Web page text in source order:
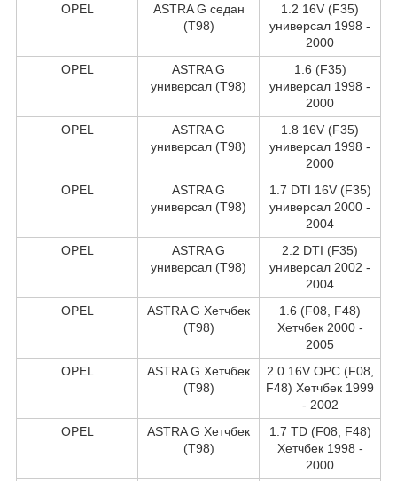
OPEL
ASTRA G седан
(T98)
1.2 16V (F35)
универсал 1998 -
2000
OPEL
ASTRA G
универсал (T98)
1.6 (F35)
универсал 1998 -
2000
OPEL
ASTRA G
универсал (T98)
1.8 16V (F35)
универсал 1998 -
2000
OPEL
ASTRA G
универсал (T98)
1.7 DTI 16V (F35)
универсал 2000 -
2004
OPEL
ASTRA G
универсал (T98)
2.2 DTI (F35)
универсал 2002 -
2004
OPEL
ASTRA G Хетчбек
(T98)
1.6 (F08, F48)
Хетчбек 2000 -
2005
OPEL
ASTRA G Хетчбек
(T98)
2.0 16V OPC (F08,
F48) Хетчбек 1999
- 2002
OPEL
ASTRA G Хетчбек
(T98)
1.7 TD (F08, F48)
Хетчбек 1998 -
2000